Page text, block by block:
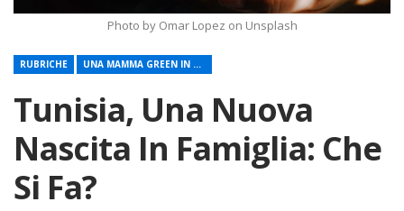
Photo by Omar Lopez on Unsplash
RUBRICHE UNA MAMMA GREEN IN TUNISIA
Tunisia, Una Nuova
Nascita In Famiglia: Che
Si Fa?